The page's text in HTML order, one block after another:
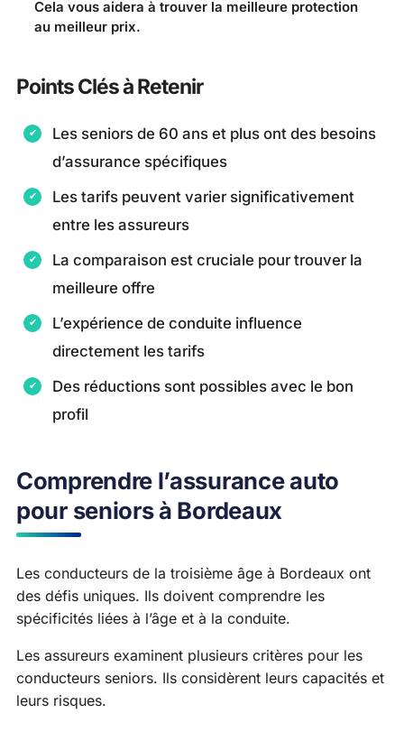
Cela vous aidera à trouver la meilleure protection
au meilleur prix.
Points Clés à Retenir
Les seniors de 60 ans et plus ont des besoins
d’assurance spécifiques
Les tarifs peuvent varier significativement
entre les assureurs
La comparaison est cruciale pour trouver la
meilleure offre
L’expérience de conduite influence
directement les tarifs
Des réductions sont possibles avec le bon
profil
Comprendre l’assurance auto
pour seniors à Bordeaux
Les conducteurs de la troisième âge à Bordeaux ont
des défis uniques. Ils doivent comprendre les
spécificités liées à l’âge et à la conduite.
Les assureurs examinent plusieurs critères pour les
conducteurs seniors. Ils considèrent leurs capacités et
leurs risques.